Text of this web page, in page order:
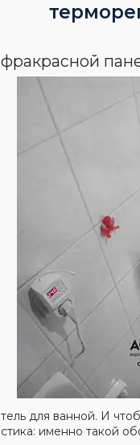
для ванной. И
именно такой